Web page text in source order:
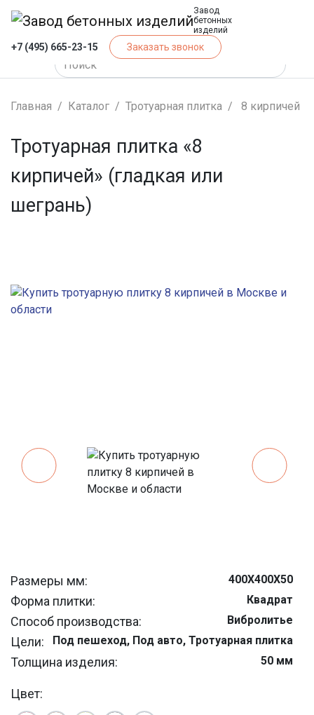
Завод
бетонных
изделий
+7 (495) 665-23-15 Заказать звонок
Главная Каталог Тротуарная плитка 8 кирпичей
Тротуарная плитка «8
кирпичей» (гладкая или
шегрань)
Размеры мм: 400Х400Х50
Форма плитки: Квадрат
Способ производства: Вибролитье
Цели: Под пешеход, Под авто, Тротуарная плитка
Толщина изделия: 50 мм
На паллете м/кв:
Цвет: